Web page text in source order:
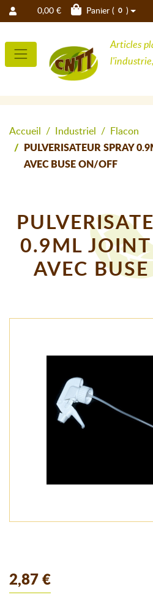
0,00 € Panier ( 0 )
Articles
Accueil Industriel
Flacon
PULVERISATEUR SPRAY
AVEC BUSE ON/OFF
0.9ML JOINT
AVEC
2,87 €